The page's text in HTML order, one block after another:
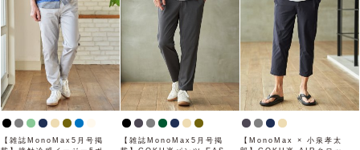
【雑誌MonoMax5月号掲
【雑誌MonoMax5月号掲
【MonoMax × 小泉孝太